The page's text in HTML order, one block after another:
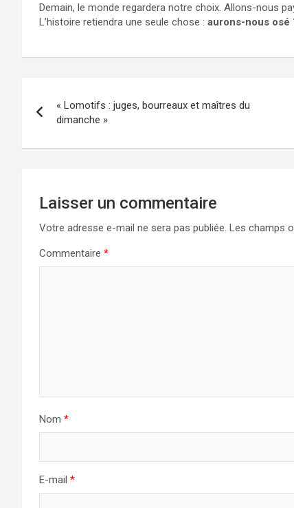
Demain, le monde regardera notre choix. Allons-nous
L’histoire retiendra une seule chose : aurons-nous osé
de
l’article
« Lomotifs : juges, bourreaux et maîtres du
dimanche »
Laisser un commentaire
Votre adresse e-mail ne sera pas publiée. Les champs
Commentaire *
Nom *
E-mail *